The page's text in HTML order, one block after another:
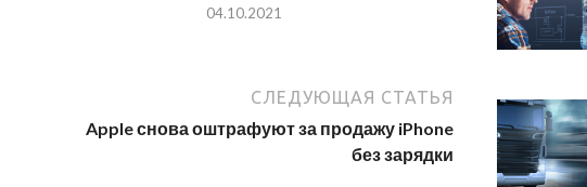
04.10.2021
СЛЕДУЮЩАЯ СТАТЬЯ
Apple снова оштрафуют за продажу iPhone
без зарядки